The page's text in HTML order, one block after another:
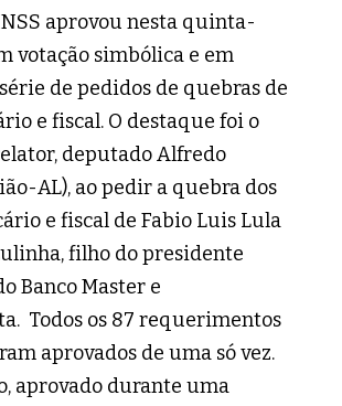
aprovou nesta quinta-
votação simbólica e em
de pedidos de quebras de
e fiscal. O destaque foi o
deputado Alfredo
AL), ao pedir a quebra dos
e fiscal de Fabio Luis Lula
filho do presidente
Banco Master e
Todos os 87 requerimentos
aprovados de uma só vez.
aprovado durante uma